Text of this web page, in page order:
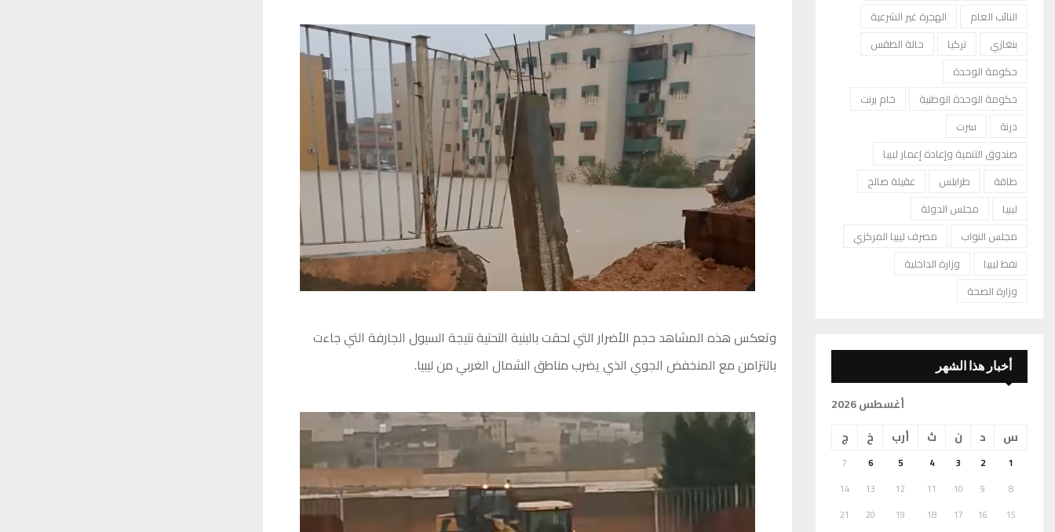
وتعكس هذه المشاهد حجم الأضرار التي لحقت بالبنية التحتية نتيجة السيول الجارفة التي جاءت
بالتزامن مع المنخفض الجوي الذي يضرب مناطق الشمال الغربي من ليبيا.
النائب العام
الهجرة غير الشرعية
بنغازي
تركيا
حالة الطقس
حكومة الوحدة
حكومة الوحدة الوطنية
خام برنت
درنة
سرت
صندوق التنمية وإعادة إعمار ليبيا
طاقة
طرابلس
عقيلة صالح
ليبيا
مجلس الدولة
مجلس النواب
مصرف ليبيا المركزي
نفط ليبيا
وزارة الداخلية
وزارة الصحة
أخبار هذا الشهر
أغسطس 2026
س
د ن ث أرب خ ج
1
2
3
4
5
6
7
8
9
10
11
12
13
14
15
16
17
18
19
20
21